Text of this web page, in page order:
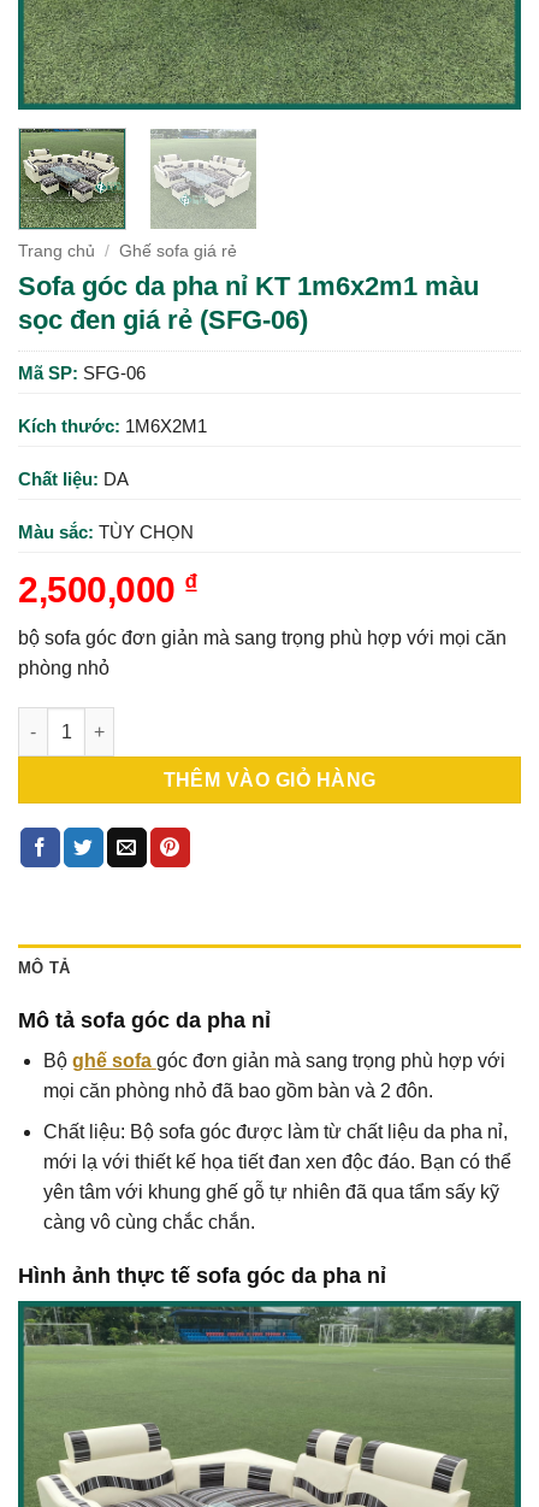
Trang chủ / Ghế sofa giá rẻ
Sofa góc da pha nỉ KT 1m6x2m1 màu
sọc đen giá rẻ (SFG-06)
Mã SP: SFG-06
Kích thước: 1M6X2M1
Chất liệu: DA
Màu sắc: TÙY CHỌN
2,500,000 ₫
bộ sofa góc đơn giản mà sang trọng phù hợp với mọi căn
phòng nhỏ
Sofa góc da pha nỉ KT 1m6x2m1 màu sọc đen giá rẻ (SFG-06)
THÊM VÀO GIỎ HÀNG
MÔ TẢ
Mô tả sofa góc da pha nỉ
Bộ ghế sofa góc đơn giản mà sang trọng phù hợp với
mọi căn phòng nhỏ đã bao gồm bàn và 2 đôn.
Chất liệu: Bộ sofa góc được làm từ chất liệu da pha nỉ,
mới lạ với thiết kế họa tiết đan xen độc đáo. Bạn có thể
yên tâm với khung ghế gỗ tự nhiên đã qua tẩm sấy kỹ
càng vô cùng chắc chắn.
Hình ảnh thực tế sofa góc da pha nỉ